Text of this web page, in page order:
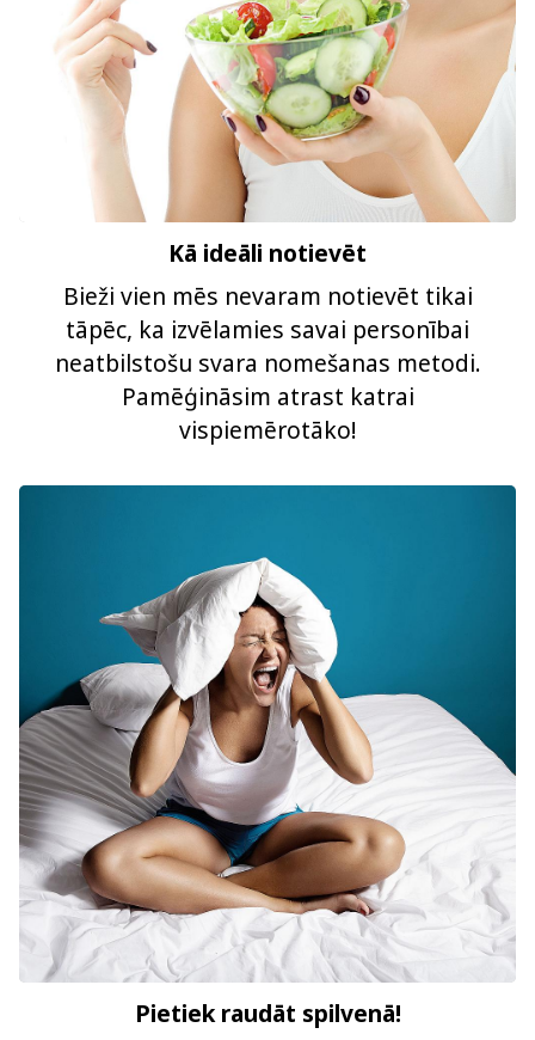
Kā ideāli notievēt
Bieži vien mēs nevaram notievēt tikai
tāpēc, ka izvēlamies savai personībai
neatbilstošu svara nomešanas metodi.
Pamēģināsim atrast katrai
vispiemērotāko!
Pietiek raudāt spilvenā!